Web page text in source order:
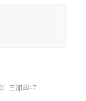
三加四=7